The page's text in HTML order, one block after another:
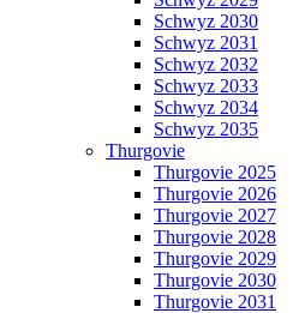
Schwyz 2030
Schwyz 2031
Schwyz 2032
Schwyz 2033
Schwyz 2034
Schwyz 2035
Thurgovie
Thurgovie 2025
Thurgovie 2026
Thurgovie 2027
Thurgovie 2028
Thurgovie 2029
Thurgovie 2030
Thurgovie 2031